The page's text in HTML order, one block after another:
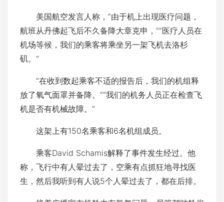
美国航空发言人称，“由于机上出现医疗问题，
航班从丹佛起飞后不久备降大章克申，”“医疗人员在
机场等候，我们的乘客将乘坐另一架飞机去洛杉
矶。”
“在收到数起乘客不适的报告后，我们的机组释
放了氧气面罩并备降。”“我们的机务人员正在检查飞
机是否有机械故障。”
这架上有150名乘客和6名机组成员。
乘客David Schamis解释了事件发生经过。他
称，飞行中有人晕过去了，空乘有点抓狂地寻找医
生，然后我听到有人说5个人晕过去了，都在后排。